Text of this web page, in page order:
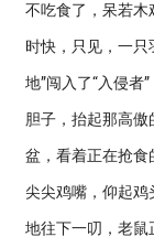
不吃食了，呆若木
时快，只见，一只
地”闯入了“入侵者
胆子，抬起那高
盆，看着正在抢食
尖尖鸡嘴，仰起鸡
地往下一叨，老鼠